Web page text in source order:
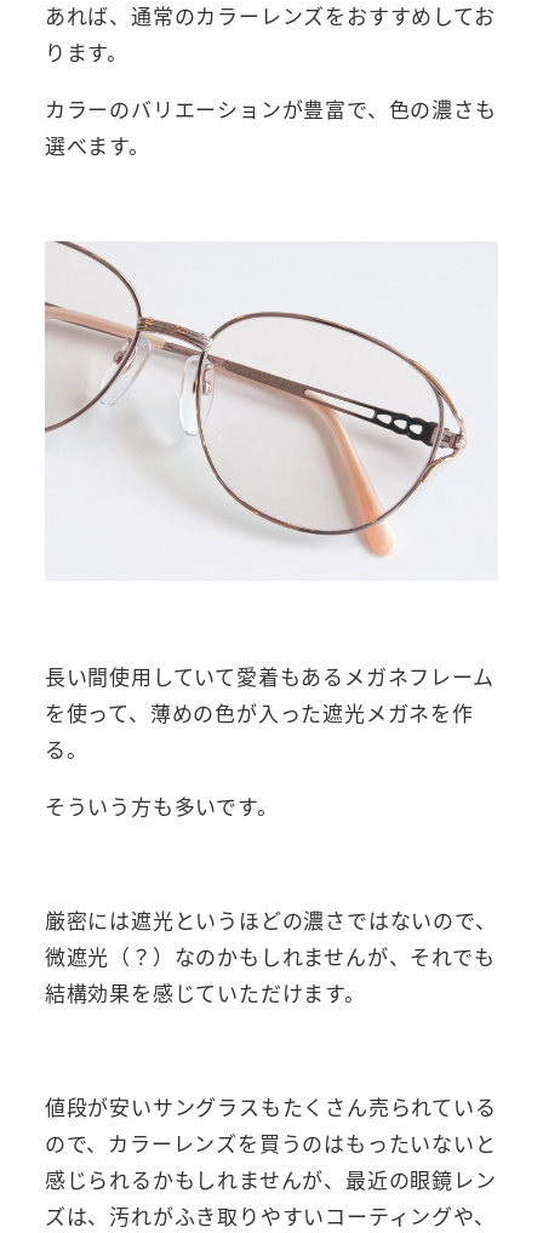
あれば、通常のカラーレンズをおすすめしてお
ります。
カラーのバリエーションが豊富で、色の濃さも
選べます。
長い間使用していて愛着もあるメガネフレーム
を使って、薄めの色が入った遮光メガネを作
る。
そういう方も多いです。
厳密には遮光というほどの濃さではないので、
微遮光（？）なのかもしれませんが、それでも
結構効果を感じていただけます。
値段が安いサングラスもたくさん売られている
ので、カラーレンズを買うのはもったいないと
感じられるかもしれませんが、最近の眼鏡レン
ズは、汚れがふき取りやすいコーティングや、